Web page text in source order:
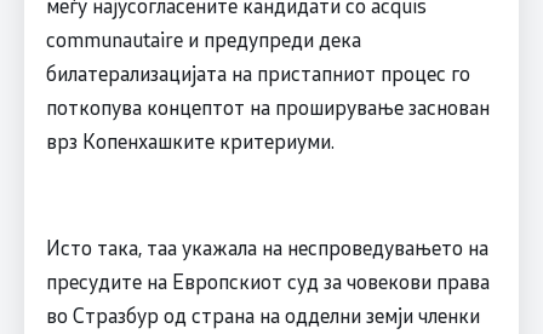
меѓу најусогласените кандидати со acquis
communautaire и предупреди дека
билатерализацијата на пристапниот процес го
поткопува концептот на проширување заснован
врз Копенхашките критериуми.
Исто така, таа укажала на неспроведувањето на
пресудите на Европскиот суд за човекови права
во Стразбур од страна на одделни земји членки